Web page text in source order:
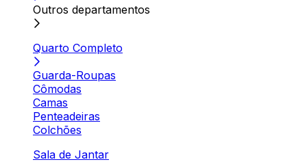
Outros departamentos
Quarto Completo
Guarda-Roupas
Cômodas
Camas
Penteadeiras
Colchões
Sala de Jantar